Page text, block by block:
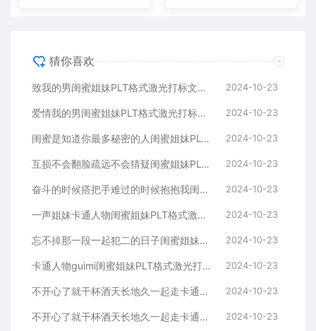
猜你喜欢
致我的男闺蜜姐妹PLT格式激光打标文件通用矢量图 2024-10-23
爱情我的男闺蜜姐妹PLT格式激光打标文件通用矢量图 2024-10-23
闺蜜是知道你最多秘密的人闺蜜姐妹PLT格式激光打标文件通用矢量图 2024-10-23
互损不会翻脸疏远不会猜疑闺蜜姐妹PLT格式激光打标文件通用矢量图 2024-10-23
奋斗的时候搭把手难过的时候抱抱我闺蜜姐妹 2024-10-23
一声姐妹卡通人物闺蜜姐妹PLT格式激光打标文件通用矢量图 2024-10-23
忘不掉那一段一起犯二的日子闺蜜姐妹PLT格式激光打标文件通用矢量图 2024-10-23
卡通人物guimi闺蜜姐妹PLT格式激光打标文件通用矢量图 2024-10-23
不开心了就干杯酒天长地久一起走卡通人物闺蜜姐妹 2024-10-23
不开心了就干杯酒天长地久一起走卡通人物闺蜜姐妹 2024-10-23